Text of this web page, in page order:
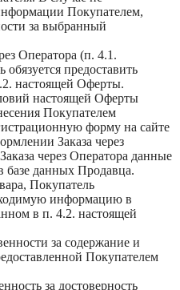
Покупателем,
за выбранный
Оператора (п. 4.1.
предоставить
настоящей Оферты.
настоящей Оферты
Покупателем
форму на сайте
Заказа через
через Оператора данные
базе данных Продавца.
Покупатель
информацию в
в п. 4.2. настоящей
за содержание и
Покупателем
за достоверность